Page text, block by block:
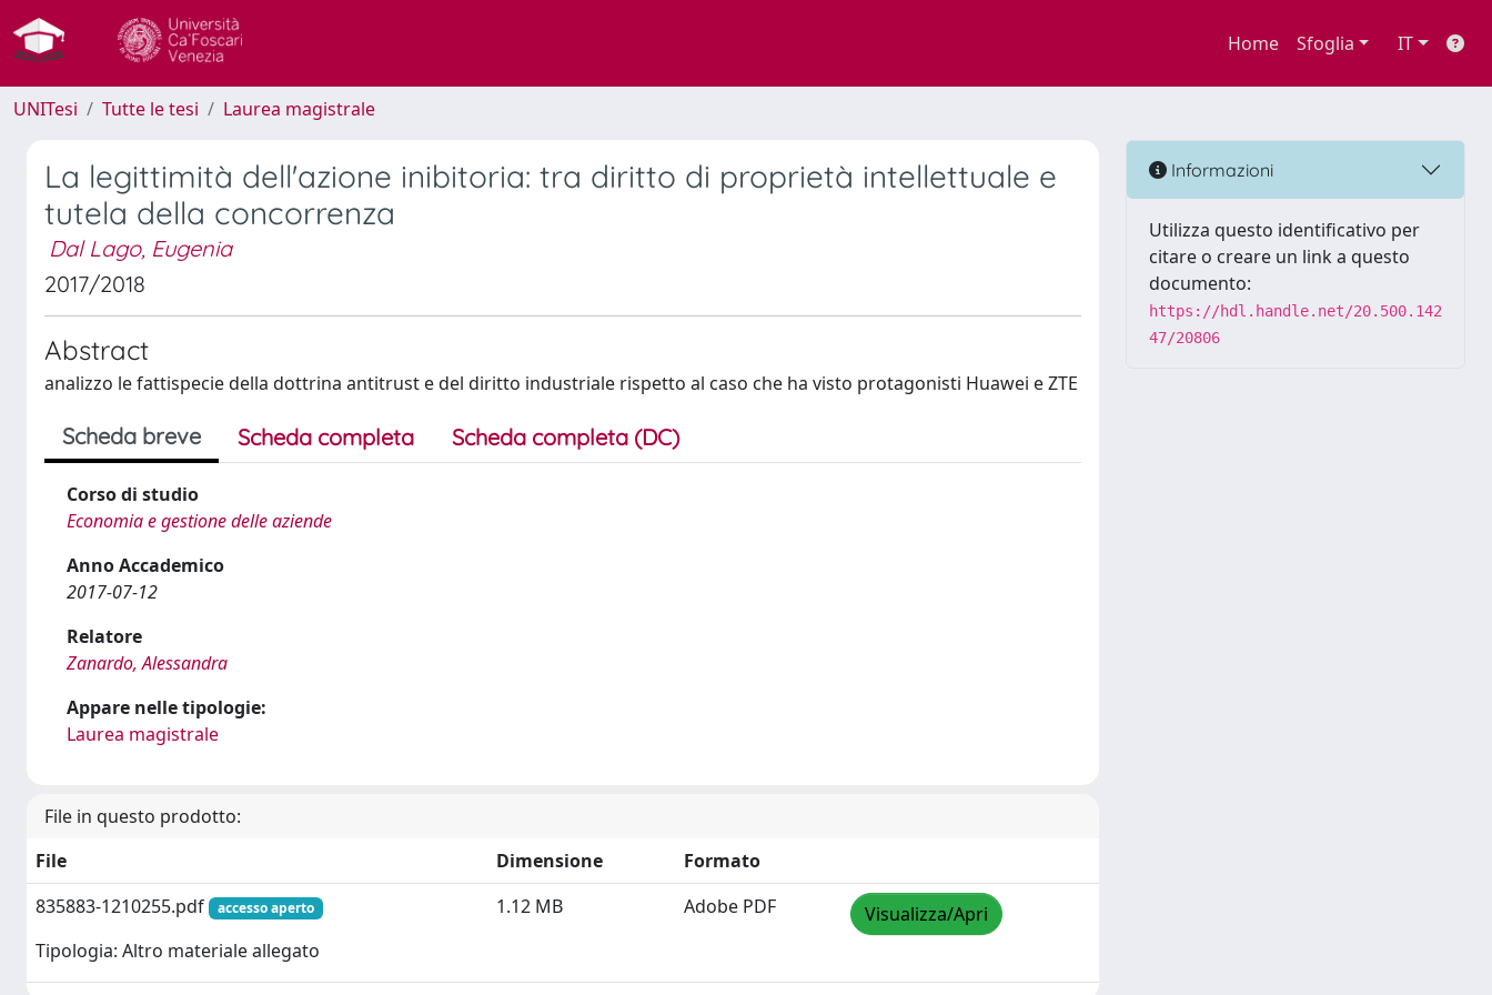
Home Sfoglia IT
UNITesi Tutte le tesi Laurea magistrale
La legittimità dell'azione inibitoria: tra diritto di proprietà intellettuale e
tutela della concorrenza
Dal Lago, Eugenia
2017/2018
Abstract
analizzo le fattispecie della dottrina antitrust e del diritto industriale rispetto al caso che ha visto protagonisti Huawei e ZTE
Scheda breve Scheda completa Scheda completa (DC)
Corso di studio
Economia e gestione delle aziende
Anno Accademico
2017-07-12
Relatore
Zanardo, Alessandra
Appare nelle tipologie:
Laurea magistrale
File in questo prodotto:
File
Dimensione
Formato
835883-1210255.pdf
accesso aperto
Tipologia: Altro materiale allegato
1.12 MB Adobe PDF Visualizza/Apri
Informazioni
Utilizza questo identificativo per
citare o creare un link a questo
documento:
https://hdl.handle.net/20.500.142
47/20806